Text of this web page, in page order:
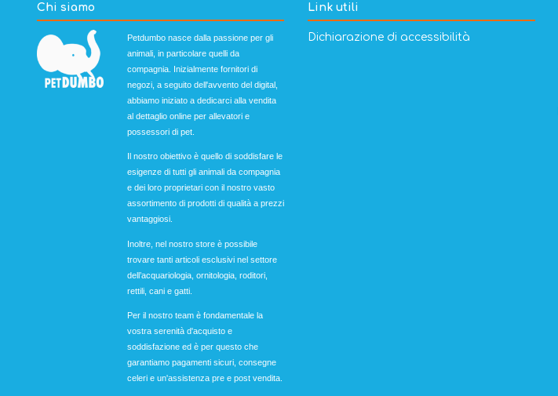
Chi siamo
Petdumbo nasce dalla passione per gli
animali, in particolare quelli da
compagnia. Inizialmente fornitori di
negozi, a seguito dell'avvento del digital,
abbiamo iniziato a dedicarci alla vendita
al dettaglio online per allevatori e
possessori di pet.
Il nostro obiettivo è quello di soddisfare le
esigenze di tutti gli animali da compagnia
e dei loro proprietari con il nostro vasto
assortimento di prodotti di qualità a prezzi
vantaggiosi.
Inoltre, nel nostro store è possibile
trovare tanti articoli esclusivi nel settore
dell’acquariologia, ornitologia, roditori,
rettili, cani e gatti.
Per il nostro team è fondamentale la
vostra serenità d'acquisto e
soddisfazione ed è per questo che
garantiamo pagamenti sicuri, consegne
celeri e un'assistenza pre e post vendita.
Link utili
Dichiarazione di accessibilità